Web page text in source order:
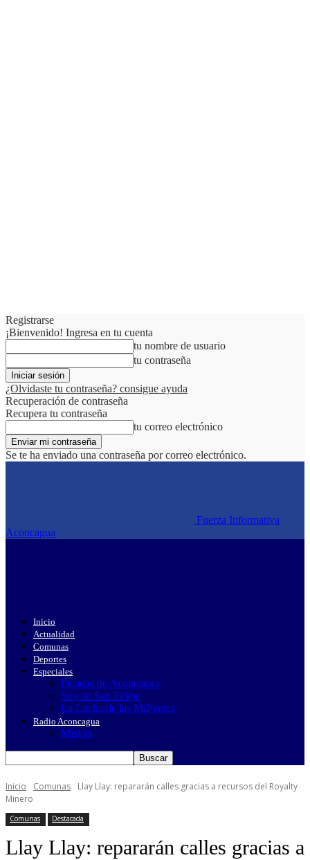
Registrarse
¡Bienvenido! Ingresa en tu cuenta
tu nombre de usuario
tu contraseña
¿Olvidaste tu contraseña? consigue ayuda
Recuperación de contraseña
Recupera tu contraseña
tu correo electrónico
Se te ha enviado una contraseña por correo electrónico.
Fuerza Informativa
Aconcagua
Inicio
Actualidad
Comunas
Deportes
Especiales
Picadas de Aconcagua
Soy de San Felipe
La Lucha de las MiPymes
Radio Aconcagua
Misión
Inicio Comunas
Llay Llay: repararán calles gracias a recursos del Royalty
Minero
Comunas Destacada
Llay Llay: repararán calles gracias a